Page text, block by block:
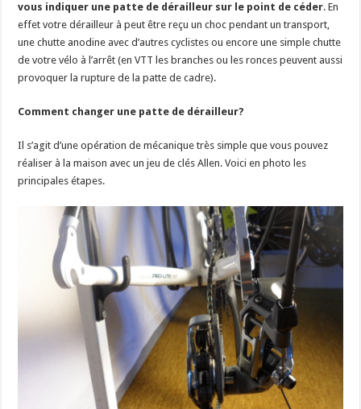
vous indiquer une patte de dérailleur sur le point de céder. En
effet votre dérailleur à peut être reçu un choc pendant un transport,
une chutte anodine avec d’autres cyclistes ou encore une simple chutte
de votre vélo à l’arrêt (en VTT les branches ou les ronces peuvent aussi
provoquer la rupture de la patte de cadre).
Comment changer une patte de dérailleur?
Il s’agit d’une opération de mécanique très simple que vous pouvez
réaliser à la maison avec un jeu de clés Allen. Voici en photo les
principales étapes.